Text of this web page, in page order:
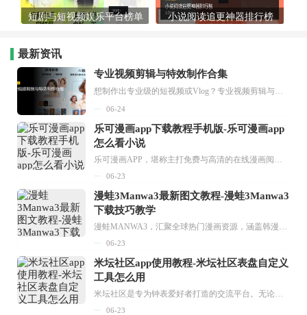
短剧与短视频娱乐平台榜单 小说阅读追更神器排行榜
最新资讯
专业视频剪辑与特效制作合集
想制作出专业级的短视频或Vlog？专业视频剪辑与特效制作大全专题为你提供了从剪辑、抠像到特效包装的全套解决方案。无论是添加炫酷的片头、进行精准的视频抠图，还是制...
06-24
乐可漫画app下载教程手机版-乐可漫画app
怎么看小说
乐可漫画APP，堪称主打免费与高清的在线漫画阅读神器。其官方版提供海量完整版漫画资源，无论是国内漫画，还是日漫、韩漫、台漫、美漫等国外漫画，应有尽有，随时供你阅读。只需轻点一下，便能直接进入阅读界面。不仅如此，乐可漫画最新版本更新速度极快，在这里，你总能抢先看到全网一手漫画章节内容！...
06-23
漫蛙3Manwa3最新图文教程-漫蛙3Manwa3
下载技巧教学
漫蛙MANWA3，汇聚全球热门漫画资源，涵盖韩漫、欧美漫画、国漫等多种类型，题材丰富多样，全方位满足用户阅读喜好。它不仅是阅读平台，更是创作平台，为广大用户打造零门槛创作环境。...
06-23
米坛社区app使用教程-米坛社区表盘自定义
工具怎么用
米坛社区是专为钟表爱好者打造的交流平台。无论你是初涉钟表领域的普通爱好者，还是拥有多年收藏经验的资深玩家，都能在此找到属于自己的天地。 无需注册，就能轻松参与其中。通过专业的讨论论坛与丰富的交互功能，你可与世界各地的钟表爱好者畅快交流。若你钟情于钟表，米坛社区无疑是值得一试的理想之选。在这里，你能获取最新的手表资讯，交流见解，提升鉴赏品味，让每一块手表都成为收藏故事中重要的一部分。感兴趣的朋友，不要错过下载机会。...
06-23